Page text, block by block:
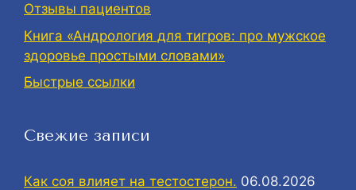
Отзывы пациентов
Книга «Андрология для тигров: про мужское
здоровье простыми словами»
Быстрые ссылки
Свежие записи
Как соя влияет на тестостерон. 06.08.2026